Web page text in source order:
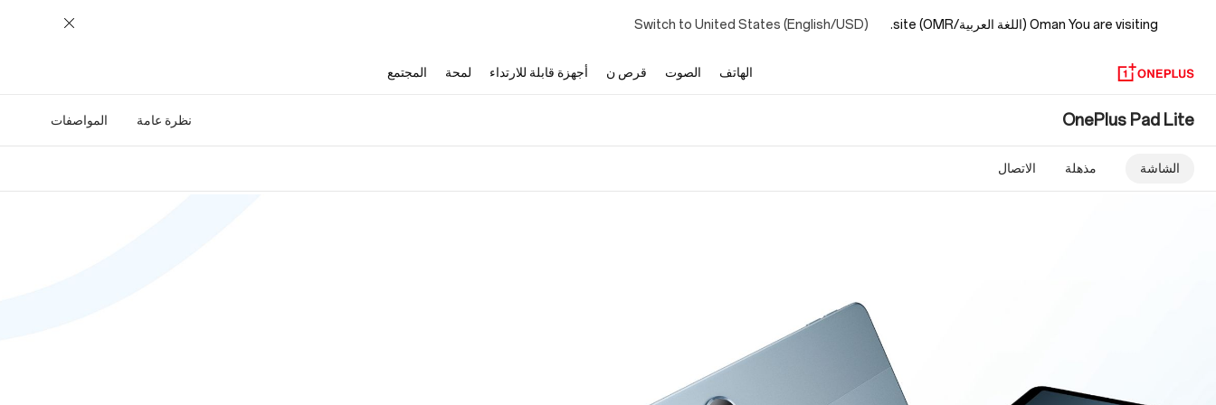
You are visiting Oman (اللغة العربية/OMR) site. Switch to United States (English/USD)
الهاتف الصوت قرص ن أجهزة قابلة للارتداء لمحة المجتمع
OnePlus
Pad
Lite
OnePlus Pad Lite المواصفات نظرة عامة
الشاشة مذهلة الاتصال‏‎